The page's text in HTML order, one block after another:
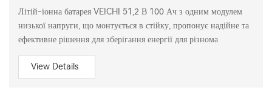
Літій-іонна батарея VEICHI 51,2 В 100 Ач з одним модулем
низької напруги, що монтується в стійку, пропонує надійне та
ефективне рішення для зберігання енергії для різнома
View Details